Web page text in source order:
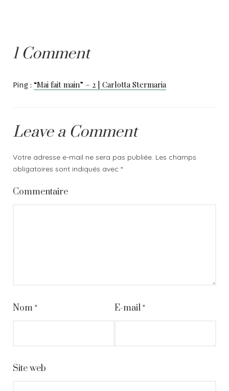
1 Comment
Ping : “Mai fait main” – 2 | Carlotta Stermaria
Leave a Comment
Votre adresse e-mail ne sera pas publiée. Les champs
obligatoires sont indiqués avec *
Commentaire
Nom * E-mail *
Site web